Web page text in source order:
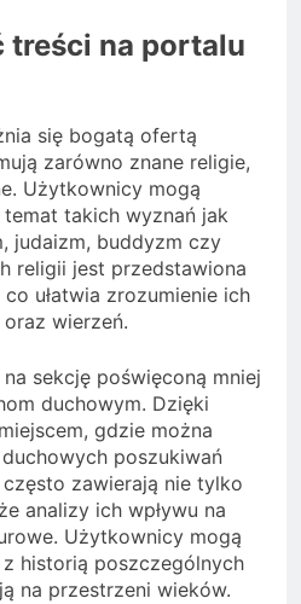
treści na portalu
się bogatą ofertą
zarówno znane religie,
Użytkownicy mogą
takich wyznań jak
judaizm, buddyzm czy
religii jest przedstawiona
ułatwia zrozumienie ich
wierzeń.
sekcję poświęconą mniej
duchowym. Dzięki
gdzie można
poszukiwań
zawierają nie tylko
analizy ich wpływu na
Użytkownicy mogą
historią poszczególnych
na przestrzeni wieków.